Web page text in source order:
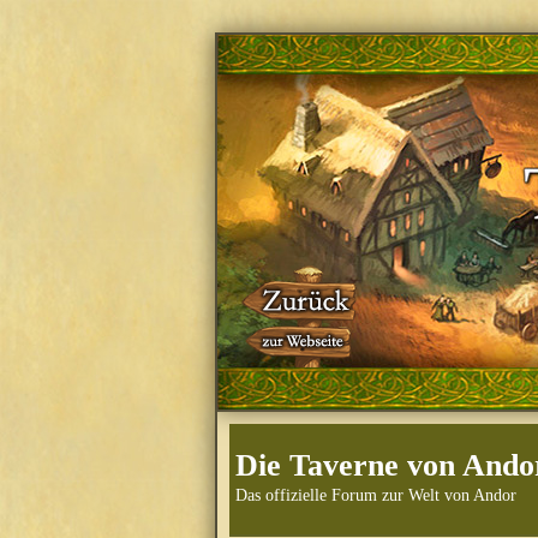
Die Taverne von
Das offizielle Forum zur Welt von Andor